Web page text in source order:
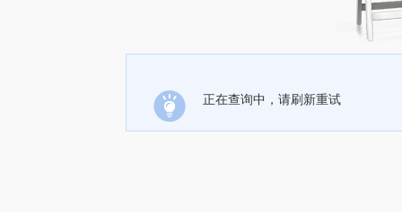
正在查询中，请刷新重试